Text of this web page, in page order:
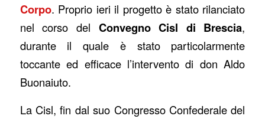
Corpo. Proprio ieri il progetto è stato rilanciato
nel corso del Convegno Cisl di Brescia,
durante il quale è stato particolarmente
toccante ed efficace l’intervento di don Aldo
Buonaiuto.
La Cisl, fin dal suo Congresso Confederale del